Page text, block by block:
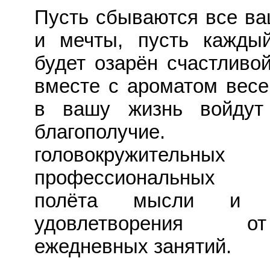
Пусть сбываются все
и мечты, пусть
будет озарён
вместе с ароматом
в вашу жизнь
головокружительных
профессиональных
полёта мысли и
удовлетворения
ежедневных занятий.